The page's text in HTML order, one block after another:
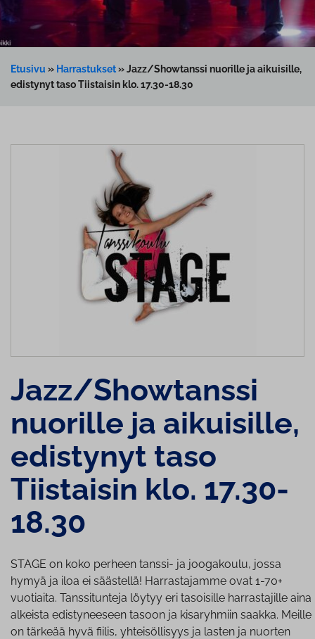
Etusivu » Harrastukset»Jazz/Showtanssi nuorille ja aikuisille,
edistynyt taso Tiistaisin klo. 17.30-18.30
Jazz/Showtanssi
nuorille ja aikuisille,
edistynyt taso
Tiistaisin klo. 17.30-
18.30
STAGE on koko perheen tanssi- ja joogakoulu, jossa
hymyä ja iloa ei säästellä! Harrastajamme ovat 1-70+
vuotiaita. Tanssitunteja löytyy eri tasoisille harrastajille aina
alkeista edistyneeseen tasoon ja kisaryhmiin saakka. Meille
on tärkeää hyvä fiilis, yhteisöllisyys ja lasten ja nuorten